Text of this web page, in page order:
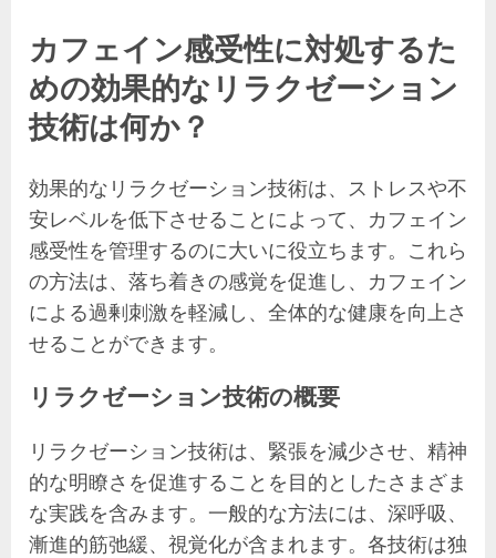
カフェイン感受性に対処するた
めの効果的なリラクゼーション
技術は何か？
効果的なリラクゼーション技術は、ストレスや不
安レベルを低下させることによって、カフェイン
感受性を管理するのに大いに役立ちます。これら
の方法は、落ち着きの感覚を促進し、カフェイン
による過剰刺激を軽減し、全体的な健康を向上さ
せることができます。
リラクゼーション技術の概要
リラクゼーション技術は、緊張を減少させ、精神
的な明瞭さを促進することを目的としたさまざま
な実践を含みます。一般的な方法には、深呼吸、
漸進的筋弛緩、視覚化が含まれます。各技術は独